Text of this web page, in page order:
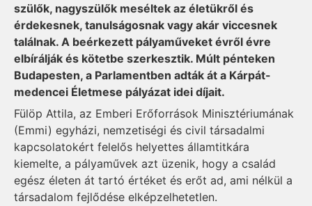
szülők, nagyszülők meséltek az életükről és
érdekesnek, tanulságosnak vagy akár viccesnek
találnak. A beérkezett pályaműveket évről évre
elbírálják és kötetbe szerkesztik. Múlt pénteken
Budapesten, a Parlamentben adták át a Kárpát-
medencei Életmese pályázat idei díjait.
Fülöp Attila, az Emberi Erőforrások Minisztériumának
(Emmi) egyházi, nemzetiségi és civil társadalmi
kapcsolatokért felelős helyettes államtitkára
kiemelte, a pályaművek azt üzenik, hogy a család
egész életen át tartó értéket és erőt ad, ami nélkül a
társadalom fejlődése elképzelhetetlen.